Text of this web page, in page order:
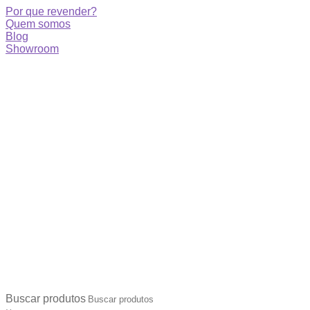
Por que revender?
Quem somos
Blog
Showroom
Buscar produtos